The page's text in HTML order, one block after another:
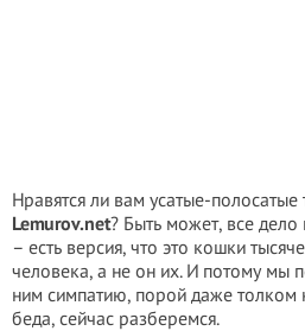
Нравятся ли вам усатые-
Lemurov.net? Быть может, все
– есть версия, что это кошки
человека, а не он их. И потому мы
ним симпатию, порой даже толком
беда, сейчас разберемся.